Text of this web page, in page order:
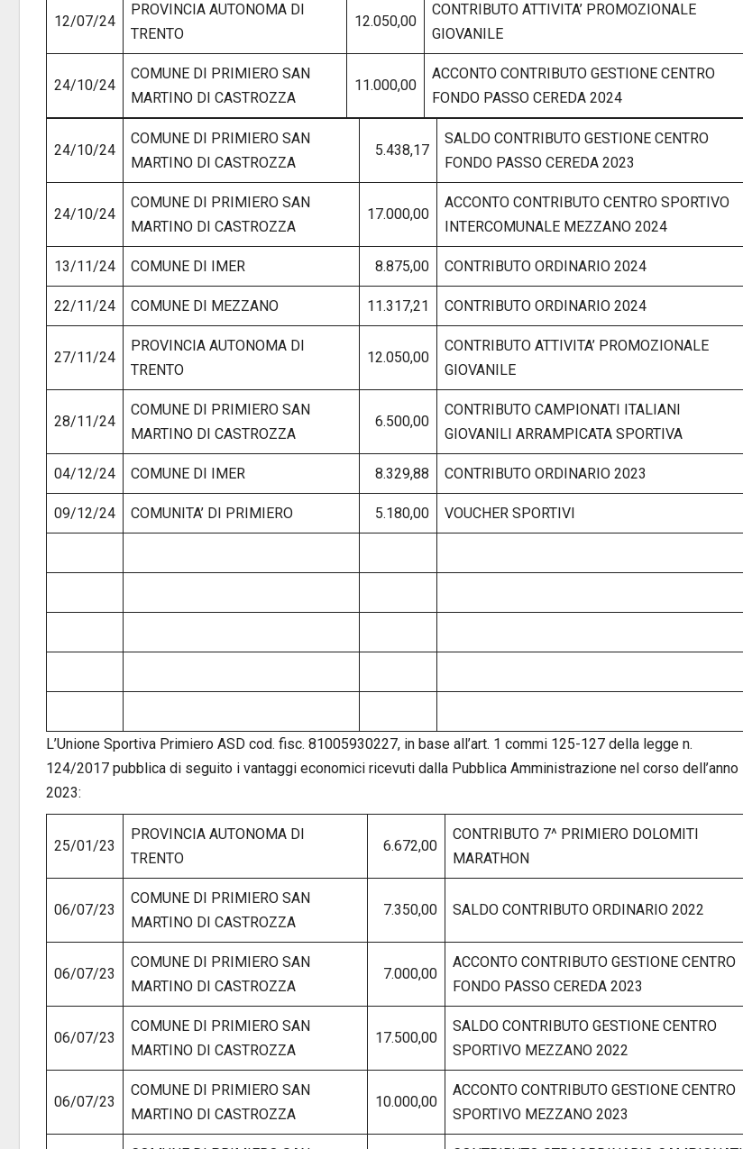
12/07/24
PROVINCIA AUTONOMA DI
TRENTO
12.050,00
CONTRIBUTO ATTIVITA’ PROMOZIONALE
GIOVANILE
24/10/24
COMUNE DI PRIMIERO SAN
MARTINO DI CASTROZZA
11.000,00
ACCONTO CONTRIBUTO GESTIONE CENTRO
FONDO PASSO CEREDA 2024
24/10/24
COMUNE DI PRIMIERO SAN
MARTINO DI CASTROZZA
5.438,17
SALDO CONTRIBUTO GESTIONE CENTRO
FONDO PASSO CEREDA 2023
24/10/24
COMUNE DI PRIMIERO SAN
MARTINO DI CASTROZZA
17.000,00
ACCONTO CONTRIBUTO CENTRO SPORTIVO
INTERCOMUNALE MEZZANO 2024
13/11/24 COMUNE DI IMER 8.875,00 CONTRIBUTO ORDINARIO 2024
22/11/24 COMUNE DI MEZZANO 11.317,21 CONTRIBUTO ORDINARIO 2024
27/11/24
PROVINCIA AUTONOMA DI
TRENTO
12.050,00
CONTRIBUTO ATTIVITA’ PROMOZIONALE
GIOVANILE
28/11/24
COMUNE DI PRIMIERO SAN
MARTINO DI CASTROZZA
6.500,00
CONTRIBUTO CAMPIONATI ITALIANI
GIOVANILI ARRAMPICATA SPORTIVA
04/12/24 COMUNE DI IMER 8.329,88 CONTRIBUTO ORDINARIO 2023
09/12/24 COMUNITA’ DI PRIMIERO 5.180,00 VOUCHER SPORTIVI
L’Unione Sportiva Primiero ASD cod. fisc. 81005930227, in base all’art. 1 commi 125-127 della legge n.
124/2017 pubblica di seguito i vantaggi economici ricevuti dalla Pubblica Amministrazione nel corso dell’anno
2023:
25/01/23
PROVINCIA AUTONOMA DI
TRENTO
6.672,00
CONTRIBUTO 7^ PRIMIERO DOLOMITI
MARATHON
06/07/23
COMUNE DI PRIMIERO SAN
MARTINO DI CASTROZZA
7.350,00 SALDO CONTRIBUTO ORDINARIO 2022
06/07/23
COMUNE DI PRIMIERO SAN
MARTINO DI CASTROZZA
7.000,00
ACCONTO CONTRIBUTO GESTIONE CENTRO
FONDO PASSO CEREDA 2023
06/07/23
COMUNE DI PRIMIERO SAN
MARTINO DI CASTROZZA
17.500,00
SALDO CONTRIBUTO GESTIONE CENTRO
SPORTIVO MEZZANO 2022
06/07/23
COMUNE DI PRIMIERO SAN
MARTINO DI CASTROZZA
10.000,00
ACCONTO CONTRIBUTO GESTIONE CENTRO
SPORTIVO MEZZANO 2023